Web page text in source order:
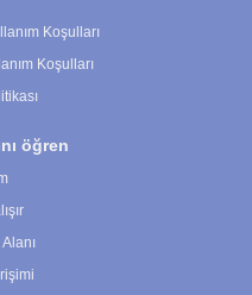
Koşulları
Koşulları
öğren